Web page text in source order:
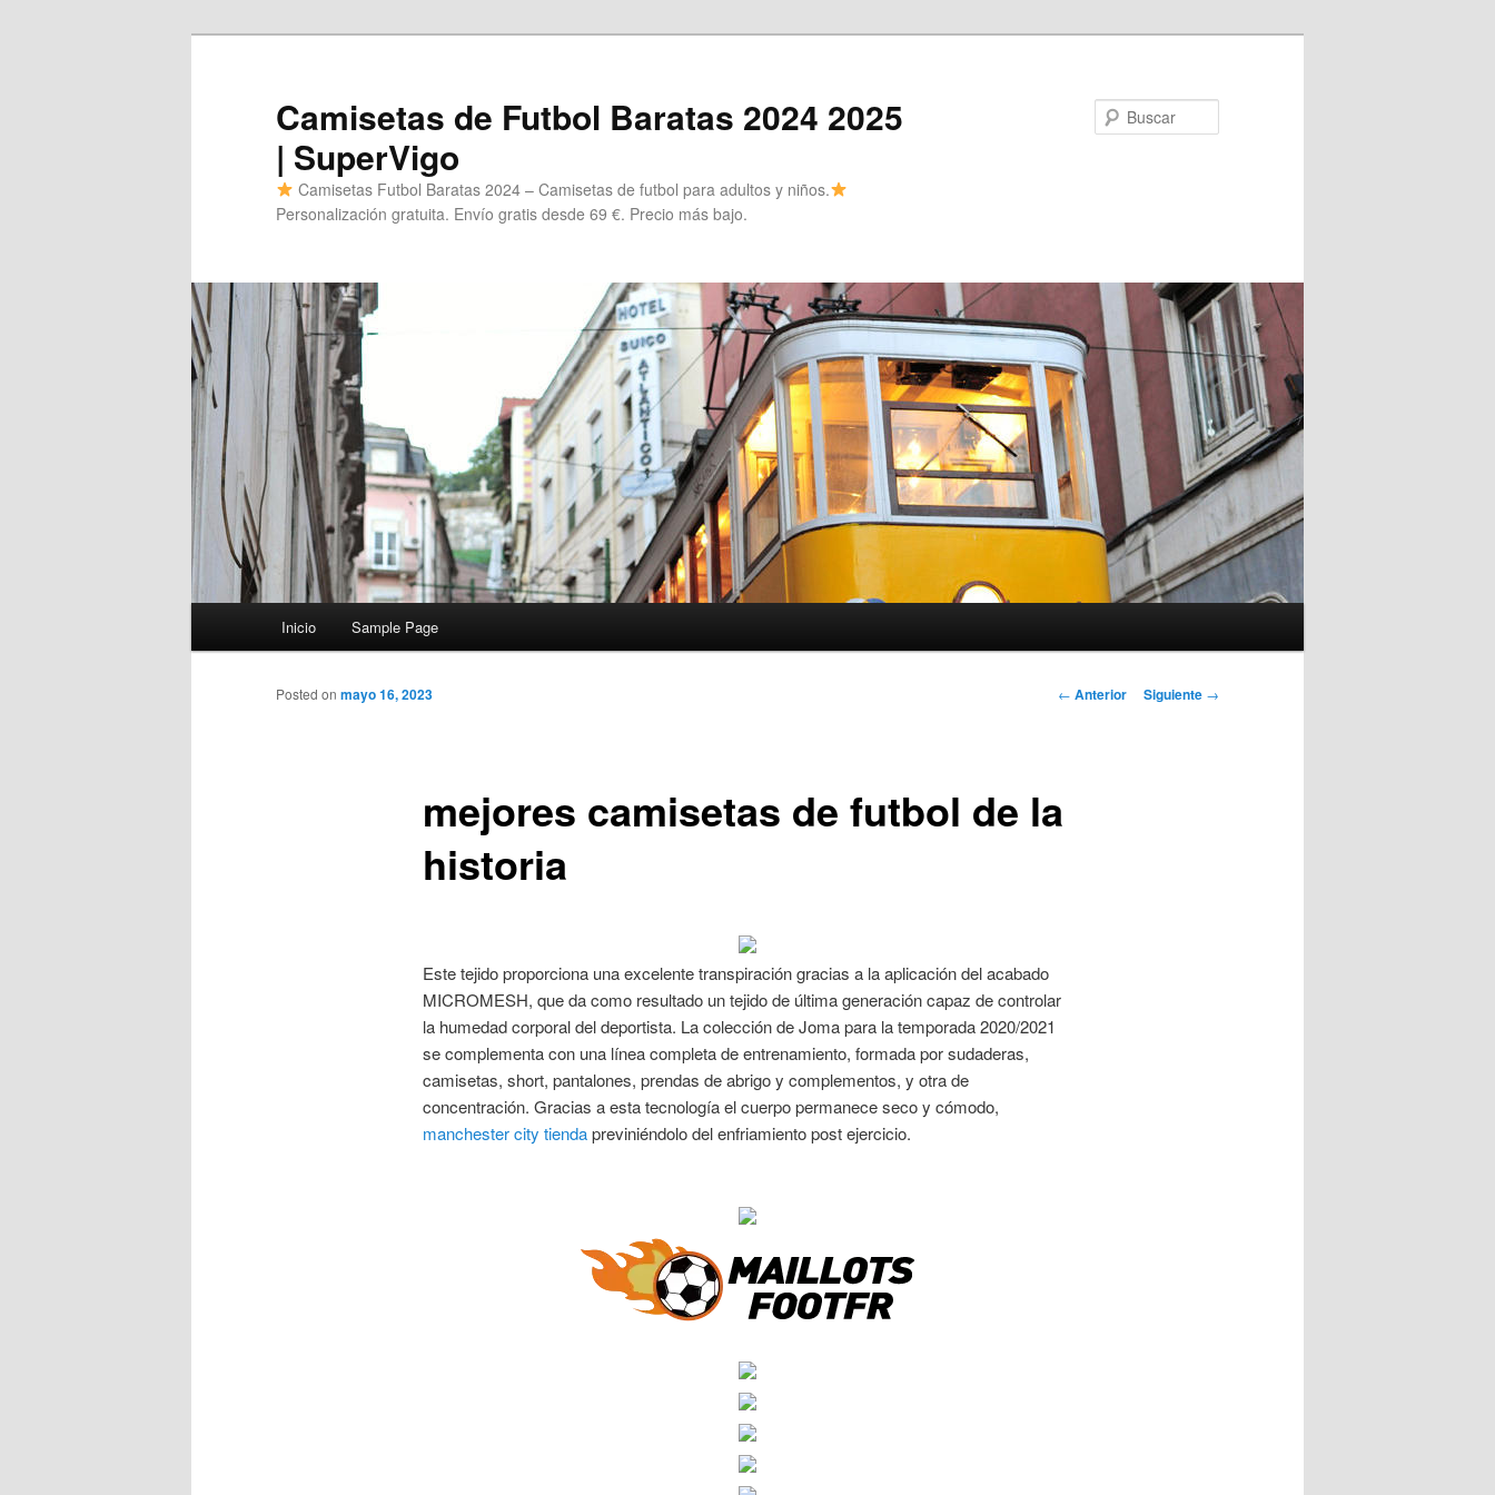
Camisetas de Futbol Baratas 2024 2025
| SuperVigo
Camisetas Futbol Baratas 2024 – Camisetas de futbol para adultos y niños.
Personalización gratuita. Envío gratis desde 69 €. Precio más bajo.
Inicio Sample Page
Navegación
← Anterior Siguiente →
mejores camisetas de futbol de la
historia
Posted on mayo 16, 2023
Este tejido proporciona una excelente transpiración gracias a la aplicación del acabado
MICROMESH, que da como resultado un tejido de última generación capaz de controlar
la humedad corporal del deportista. La colección de Joma para la temporada 2020/2021
se complementa con una línea completa de entrenamiento, formada por sudaderas,
camisetas, short, pantalones, prendas de abrigo y complementos, y otra de
concentración. Gracias a esta tecnología el cuerpo permanece seco y cómodo,
manchester city tiendapreviniéndolo del enfriamiento post ejercicio.